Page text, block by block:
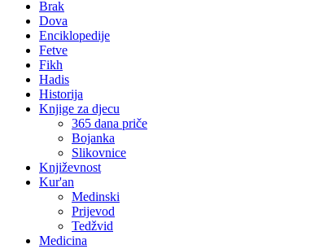
Brak
Dova
Enciklopedije
Fetve
Fikh
Hadis
Historija
Knjige za djecu
365 dana priče
Bojanka
Slikovnice
Književnost
Kur'an
Medinski
Prijevod
Tedžvid
Medicina